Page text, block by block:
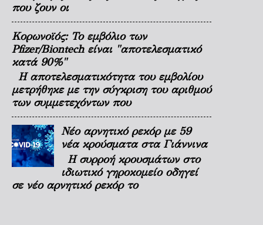
που ζουν οι
Κορωνοϊός: Το εμβόλιο των
Pfizer/Biontech είναι "αποτελεσματικό
κατά 90%"
Η αποτελεσματικότητα του εμβολίου
μετρήθηκε με την σύγκριση του αριθμού
των συμμετεχόντων που
Νέο αρνητικό ρεκόρ με 59
νέα κρούσματα στα Γιάννινα
Η συρροή κρουσμάτων στο
ιδιωτικό γηροκομείο οδηγεί
σε νέο αρνητικό ρεκόρ το